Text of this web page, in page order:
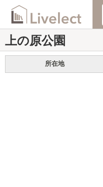
上の原公園
所在地